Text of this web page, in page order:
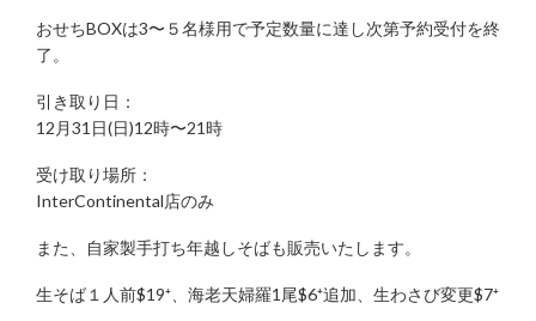
おせちBOXは3〜５名様用で予定数量に達し次第予約受付を終
了。
引き取り日：
12月31日(日)12時〜21時
受け取り場所：
InterContinental店のみ
また、自家製手打ち年越しそばも販売いたします。
生そば１人前$19⁺、海老天婦羅1尾$6⁺追加、生わさび変更$7⁺